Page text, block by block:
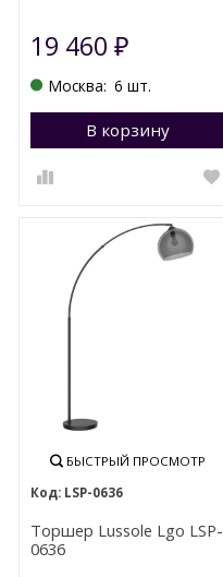
19 460₽
Москва: 6 шт.
В корзину
БЫСТРЫЙ ПРОСМОТР
LSP-0636
Торшер Lussole Lgo LSP-
0636